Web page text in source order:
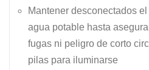
Mantener desconectados
agua potable hasta
fugas ni peligro de corto
pilas para iluminarse